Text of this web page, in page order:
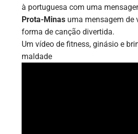
à portuguesa com uma
Prota-Minasuma mensagem de
forma de canção divertida.
Um vídeo de fitness, ginásio e
maldade